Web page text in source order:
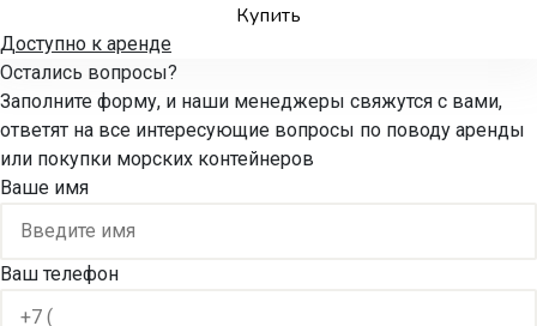
Купить
Доступно к аренде
Остались вопросы?
Заполните форму, и наши менеджеры свяжутся с вами,
ответят на все интересующие вопросы по поводу аренды
или покупки морских контейнеров
Ваше имя
Ваш телефон